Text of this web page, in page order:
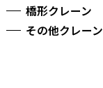
橋形クレーン
その他クレーン